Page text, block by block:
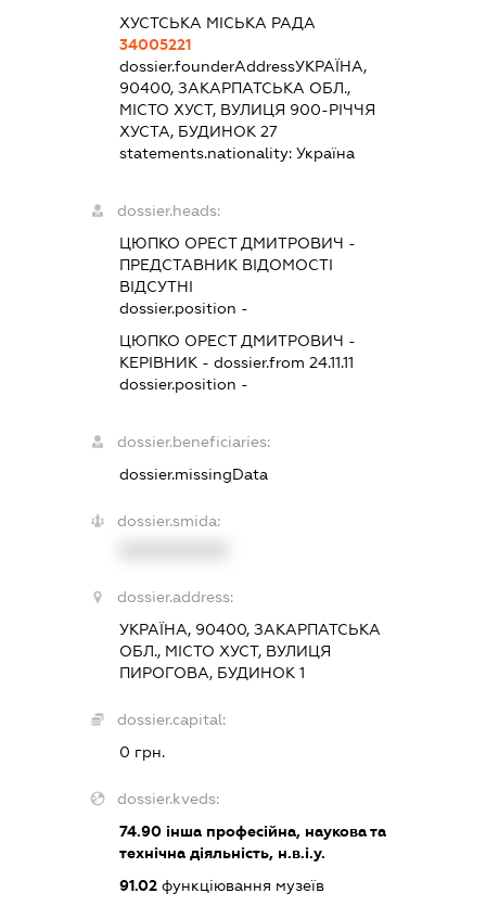
ХУСТСЬКА МІСЬКА РАДА
34005221
dossier.founderAddressУКРАЇНА,
90400, ЗАКАРПАТСЬКА ОБЛ.,
МІСТО ХУСТ, ВУЛИЦЯ 900-РІЧЧЯ
ХУСТА, БУДИНОК 27
statements.nationality: Україна
dossier.heads:
ЦЮПКО ОРЕСТ ДМИТРОВИЧ -
ПРЕДСТАВНИК ВІДОМОСТІ
ВІДСУТНІ
dossier.position -
ЦЮПКО ОРЕСТ ДМИТРОВИЧ -
КЕРІВНИК - dossier.from 24.11.11
dossier.position -
dossier.beneficiaries:
dossier.missingData
dossier.smida:
dossier.address:
УКРАЇНА, 90400, ЗАКАРПАТСЬКА
ОБЛ., МІСТО ХУСТ, ВУЛИЦЯ
ПИРОГОВА, БУДИНОК 1
dossier.capital:
0 грн.
dossier.kveds:
74.90інша професійна, наукова та
технічна діяльність, н.в.і.у.
91.02функціювання музеїв